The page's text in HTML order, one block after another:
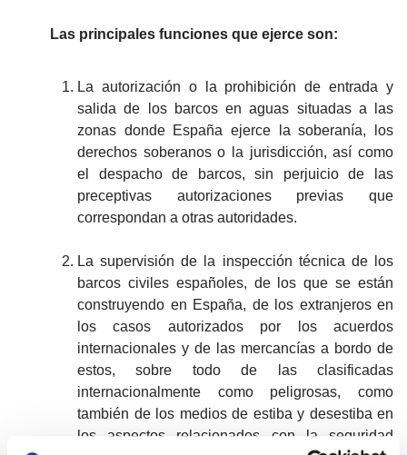
Las principales funciones que ejerce son:
La autorización o la prohibición de entrada y
salida de los barcos en aguas situadas a las
zonas donde España ejerce la soberanía, los
derechos soberanos o la jurisdicción, así como
el despacho de barcos, sin perjuicio de las
preceptivas autorizaciones previas que
correspondan a otras autoridades.
La supervisión de la inspección técnica de los
barcos civiles españoles, de los que se están
construyendo en España, de los extranjeros en
los casos autorizados por los acuerdos
internacionales y de las mercancías a bordo de
estos, sobre todo de las clasificadas
internacionalmente como peligrosas, como
también de los medios de estiba y desestiba en
los aspectos relacionados con la seguridad